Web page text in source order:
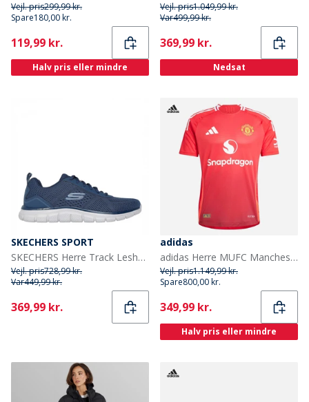
Vejl. pris299,99 kr.
Spare180,00 kr.
Current
119,99 kr.
Halv pris eller mindre
Vejl. pris1.049,99 kr.
Var499,99 kr.
Current
369,99 kr.
Nedsat
SKECHERS SPORT
SKECHERS Herre Track Leshur Sneakers Blå
Vejl. pris728,99 kr.
Var449,99 kr.
Current
369,99 kr.
adidas
adidas Herre MUFC Manchester United 24/25 Hjemme Ægte Trøje Mufc Red/Bright Red
Vejl. pris1.149,99 kr.
Spare800,00 kr.
Current
349,99 kr.
Halv pris eller mindre